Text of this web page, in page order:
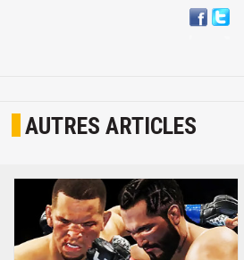
AUTRES ARTICLES